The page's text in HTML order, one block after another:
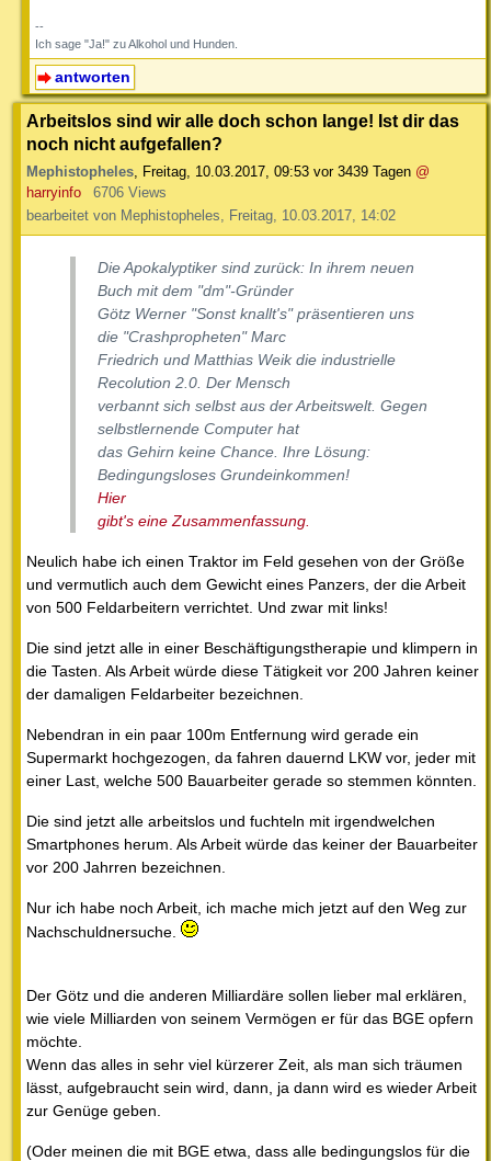
--
Ich sage "Ja!" zu Alkohol und Hunden.
antworten
Arbeitslos sind wir alle doch schon lange! Ist dir das
noch nicht aufgefallen?
Mephistopheles Freitag, 10.03.2017, 09:53 vor 3439 Tagen @
harryinfo
6706 Views
bearbeitet von Mephistopheles, Freitag, 10.03.2017, 14:02
Die Apokalyptiker sind zurück: In ihrem neuen
Buch mit dem "dm"-Gründer
Götz Werner "Sonst knallt's" präsentieren uns
die "Crashpropheten" Marc
Friedrich und Matthias Weik die industrielle
Recolution 2.0. Der Mensch
verbannt sich selbst aus der Arbeitswelt. Gegen
selbstlernende Computer hat
das Gehirn keine Chance. Ihre Lösung:
Bedingungsloses Grundeinkommen!
Hier
gibt's eine Zusammenfassung.
Neulich habe ich einen Traktor im Feld gesehen von der Größe
und vermutlich auch dem Gewicht eines Panzers, der die Arbeit
von 500 Feldarbeitern verrichtet. Und zwar mit links!
Die sind jetzt alle in einer Beschäftigungstherapie und klimpern in
die Tasten. Als Arbeit würde diese Tätigkeit vor 200 Jahren keiner
der damaligen Feldarbeiter bezeichnen.
Nebendran in ein paar 100m Entfernung wird gerade ein
Supermarkt hochgezogen, da fahren dauernd LKW vor, jeder mit
einer Last, welche 500 Bauarbeiter gerade so stemmen könnten.
Die sind jetzt alle arbeitslos und fuchteln mit irgendwelchen
Smartphones herum. Als Arbeit würde das keiner der Bauarbeiter
vor 200 Jahrren bezeichnen.
Nur ich habe noch Arbeit, ich mache mich jetzt auf den Weg zur
Nachschuldnersuche.
Der Götz und die anderen Milliardäre sollen lieber mal erklären,
wie viele Milliarden von seinem Vermögen er für das BGE opfern
möchte.
Wenn das alles in sehr viel kürzerer Zeit, als man sich träumen
lässt, aufgebraucht sein wird, dann, ja dann wird es wieder Arbeit
zur Genüge geben.
(Oder meinen die mit BGE etwa, dass alle bedingungslos für die